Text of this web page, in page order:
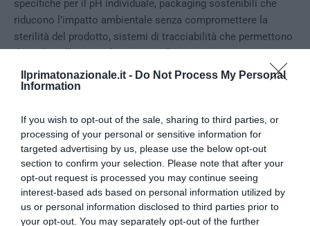
Ilprimatonazionale.it - Do Not Process My Personal
Information
If you wish to opt-out of the sale, sharing to third parties, or
processing of your personal or sensitive information for
targeted advertising by us, please use the below opt-out
section to confirm your selection. Please note that after your
opt-out request is processed you may continue seeing
interest-based ads based on personal information utilized by
us or personal information disclosed to third parties prior to
your opt-out. You may separately opt-out of the further
specifiche per il pH individuale, packaging sostenibili che
riducono l’impatto ambientale senza compromettere la
sterilità del prodotto, sistemi di tracciabilità che permettono
di risalire all’origine di ogni ingrediente.
La scienza dermatologica e l’innovazione cosmetica si
significa prendersi cura, dove la bellezza non si contrappone
alla salute ma la amplifica, costruendo nel tempo quella
fiducia che permette alla pelle di esprimersi senza
nascondersi.